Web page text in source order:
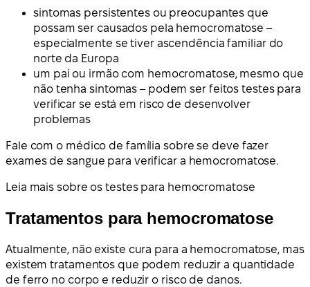
sintomas persistentes ou preocupantes que
possam ser causados pela hemocromatose –
especialmente se tiver ascendência familiar do
norte da Europa
um pai ou irmão com hemocromatose, mesmo que
não tenha sintomas – podem ser feitos testes para
verificar se está em risco de desenvolver
problemas
Fale com o médico de família sobre se deve fazer
exames de sangue para verificar a hemocromatose.
Leia mais sobre os testes para hemocromatose
Tratamentos para hemocromatose
Atualmente, não existe cura para a hemocromatose, mas
existem tratamentos que podem reduzir a quantidade
de ferro no corpo e reduzir o risco de danos.